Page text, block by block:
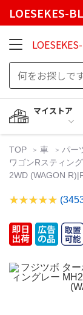
LOESEKES-
マイストア
TOP 車 パー
ワゴンRスティン
2WD (WAGON